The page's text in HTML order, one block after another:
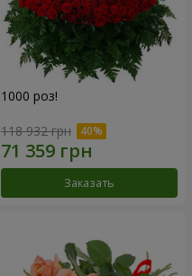
1000 роз!
118 932 грн
Заказать